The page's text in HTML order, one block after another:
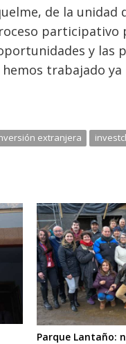
de la
y
trabajado
extranjera
Parque Lantaño: